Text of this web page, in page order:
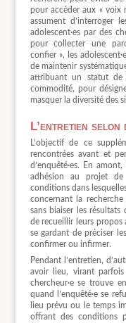
pour accéder aux « voix
assument d’interroger
adolescent·es par des
pour collecter une
confier », les
de maintenir
attribuant un statut de
commodité, pour
masquer la diversité des
L’entretien
L’objectif de ce
rencontrées avant et
d’enquêté·es. En
adhésion au projet de
conditions dans
concernant la
sans biaiser les résultats
de recueillir leurs propos
se gardant de préciser
confirmer ou infirmer.
Pendant l’entretien,
avoir lieu, virant
chercheur·e se trouve
quand l’enquêté·e se
lieu prévu ou le temps
offrant des conditions